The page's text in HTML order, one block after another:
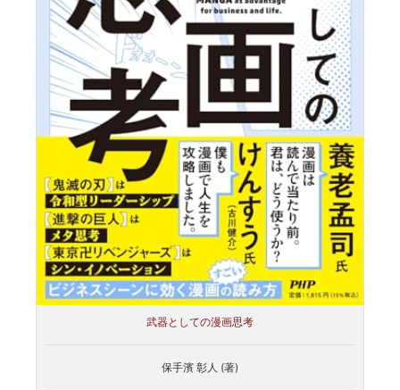
武器としての漫画思考
保手濱 彰人 (著)